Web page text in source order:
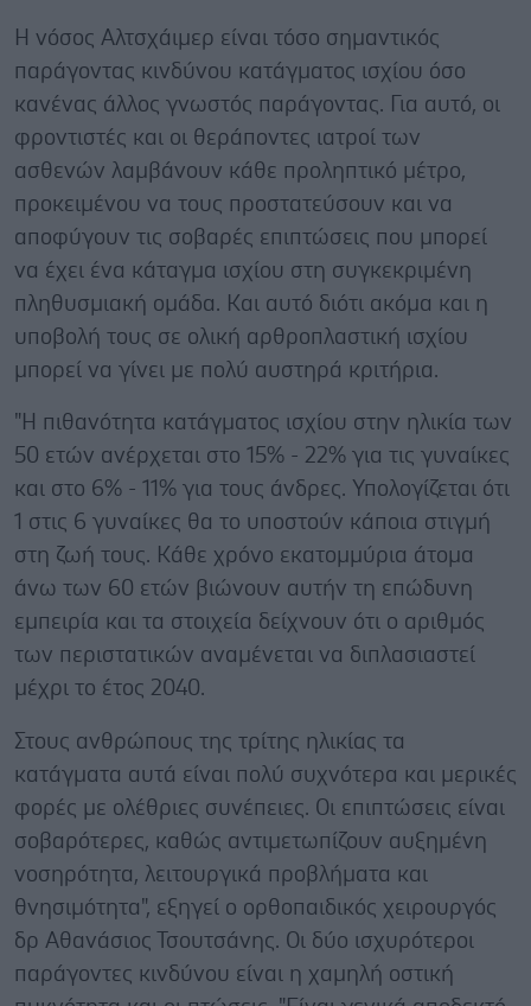
Η νόσος Αλτσχάιμερ είναι τόσο σημαντικός
παράγοντας κινδύνου κατάγματος ισχίου όσο
κανένας άλλος γνωστός παράγοντας. Για αυτό, οι
φροντιστές και οι θεράποντες ιατροί των
ασθενών λαμβάνουν κάθε προληπτικό μέτρο,
προκειμένου να τους προστατεύσουν και να
αποφύγουν τις σοβαρές επιπτώσεις που μπορεί
να έχει ένα κάταγμα ισχίου στη συγκεκριμένη
πληθυσμιακή ομάδα. Και αυτό διότι ακόμα και η
υποβολή τους σε ολική αρθροπλαστική ισχίου
μπορεί να γίνει με πολύ αυστηρά κριτήρια.
"Η πιθανότητα κατάγματος ισχίου στην ηλικία των
50 ετών ανέρχεται στο 15% - 22% για τις γυναίκες
και στο 6% - 11% για τους άνδρες. Υπολογίζεται ότι
1 στις 6 γυναίκες θα το υποστούν κάποια στιγμή
στη ζωή τους. Κάθε χρόνο εκατομμύρια άτομα
άνω των 60 ετών βιώνουν αυτήν τη επώδυνη
εμπειρία και τα στοιχεία δείχνουν ότι ο αριθμός
των περιστατικών αναμένεται να διπλασιαστεί
μέχρι το έτος 2040.
Στους ανθρώπους της τρίτης ηλικίας τα
κατάγματα αυτά είναι πολύ συχνότερα και μερικές
φορές με ολέθριες συνέπειες. Οι επιπτώσεις είναι
σοβαρότερες, καθώς αντιμετωπίζουν αυξημένη
νοσηρότητα, λειτουργικά προβλήματα και
θνησιμότητα", εξηγεί ο ορθοπαιδικός χειρουργός
δρ Αθανάσιος Τσουτσάνης. Οι δύο ισχυρότεροι
παράγοντες κινδύνου είναι η χαμηλή οστική